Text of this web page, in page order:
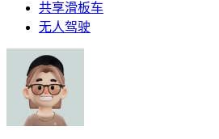
共享滑板车
无人驾驶